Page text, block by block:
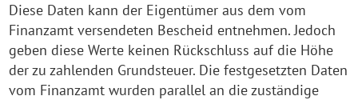
Diese Daten kann der Eigentümer aus dem vom
Finanzamt versendeten Bescheid entnehmen. Jedoch
geben diese Werte keinen Rückschluss auf die Höhe
der zu zahlenden Grundsteuer. Die festgesetzten Daten
vom Finanzamt wurden parallel an die zuständige